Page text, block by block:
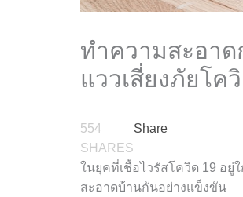
ทำความสะอาด
แววเสี่ยงภัยโค
554
SHARES
Share
ในยุคที่เชื้อไวรัสโควิด 19 อยู่
สะอาดบ้านกันอย่างแข็งขัน